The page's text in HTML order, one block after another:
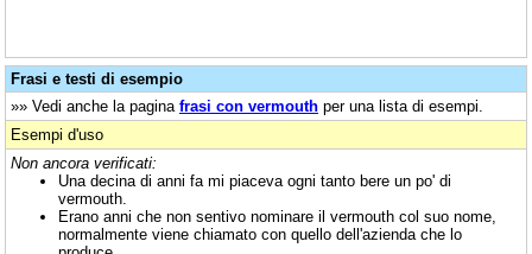
Frasi e testi di esempio
»» Vedi anche la pagina frasi con vermouth per una lista di esempi.
Esempi d'uso
Non ancora verificati:
Una decina di anni fa mi piaceva ogni tanto bere un po' di
vermouth.
Erano anni che non sentivo nominare il vermouth col suo nome,
normalmente viene chiamato con quello dell'azienda che lo